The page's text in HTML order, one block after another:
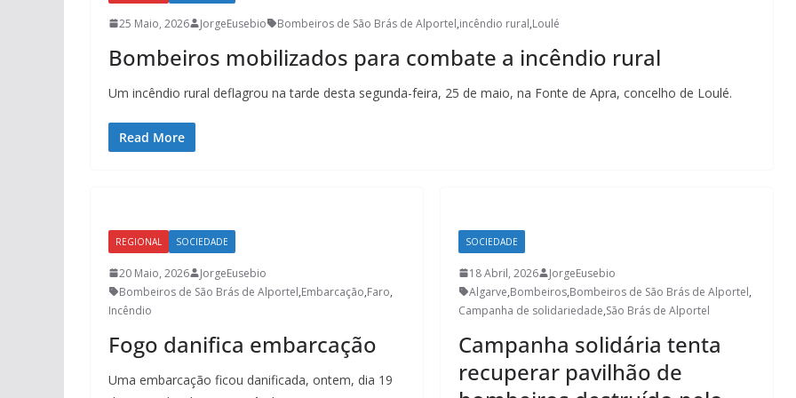
25 Maio, 2026 JorgeEusebio Bombeiros de São Brás de Alportel,incêndio rural,Loulé
Bombeiros mobilizados para combate a incêndio rural
Um incêndio rural deflagrou na tarde desta segunda-feira, 25 de maio, na Fonte de Apra, concelho de Loulé.
Read More
REGIONAL SOCIEDADE
20 Maio, 2026
JorgeEusebio
Bombeiros de São Brás de Alportel,Embarcação,Faro,
Incêndio
Fogo danifica embarcação
Uma embarcação ficou danificada, ontem, dia 19
SOCIEDADE
18 Abril, 2026
JorgeEusebio
Algarve,Bombeiros,Bombeiros de São Brás de Alportel,
Campanha de solidariedade,São Brás de Alportel
Campanha solidária tenta
recuperar pavilhão de